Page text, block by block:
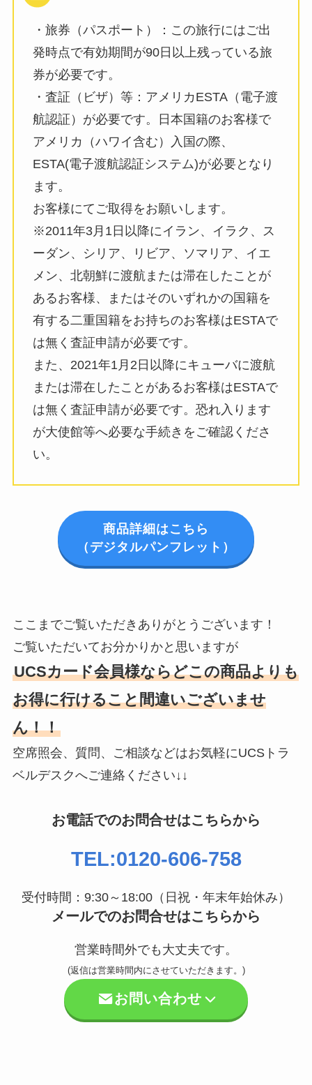
・旅券（パスポート）：この旅行にはご出
発時点で有効期間が90日以上残っている旅
券が必要です。
・査証（ビザ）等：アメリカESTA（電子渡
航認証）が必要です。日本国籍のお客様で
アメリカ（ハワイ含む）入国の際、
ESTA(電子渡航認証システム)が必要となり
ます。
お客様にてご取得をお願いします。
※2011年3月1日以降にイラン、イラク、ス
ーダン、シリア、リビア、ソマリア、イエ
メン、北朝鮮に渡航または滞在したことが
あるお客様、またはそのいずれかの国籍を
有する二重国籍をお持ちのお客様はESTAで
は無く査証申請が必要です。
また、2021年1月2日以降にキューバに渡航
または滞在したことがあるお客様はESTAで
は無く査証申請が必要です。恐れ入ります
が大使館等へ必要な手続きをご確認くださ
い。
商品詳細はこちら
（デジタルパンフレット）
ここまでご覧いただきありがとうございます！
ご覧いただいてお分かりかと思いますが
UCSカード会員様ならどこの商品よりも
お得に行けること間違いございませ
ん！！
空席照会、質問、ご相談などはお気軽にUCSトラ
ベルデスクへご連絡ください↓↓
お電話でのお問合せはこちらから
TEL:0120-606-758
受付時間：9:30～18:00（日祝・年末年始休み）
メールでのお問合せはこちらから
営業時間外でも大丈夫です。
(返信は営業時間内にさせていただきます。)
お問い合わせ